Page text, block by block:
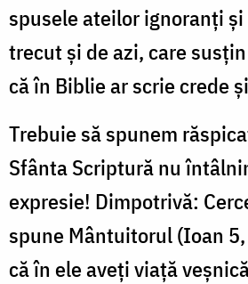
spusele ateilor ignoranţi
trecut şi de azi, care
că în Biblie ar scrie crede
Trebuie să spunem
Sfânta Scriptură nu
expresie! Dimpotrivă:
spune Mântuitorul (Ioan
că în ele aveţi viaţă